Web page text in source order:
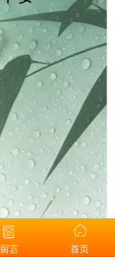
留言 首页